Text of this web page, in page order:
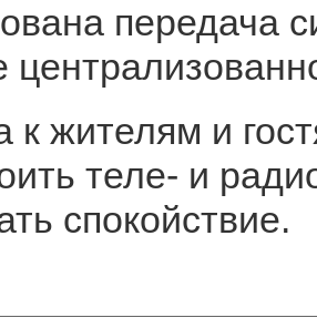
передача
к жителям и
теле- и
спокойствие.